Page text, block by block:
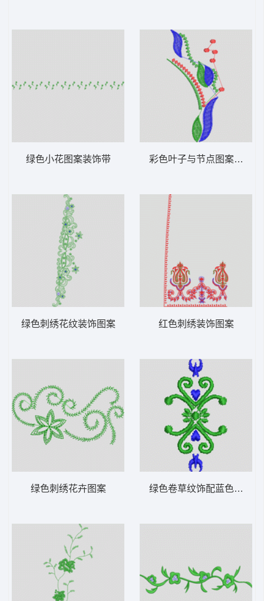
绿色小花图案装饰带
绿色刺绣花纹装饰图案
绿色刺绣花卉图案
彩色叶子与节点图案设计
红色刺绣装饰图案
绿色卷草纹饰配蓝色心形